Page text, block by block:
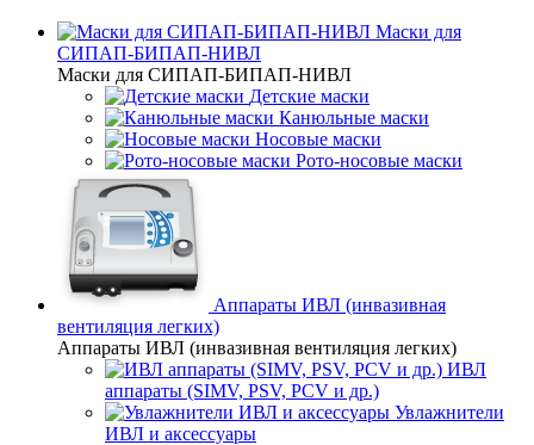
Маски для
СИПАП-БИПАП-НИВЛ
Маски для СИПАП-БИПАП-НИВЛ
Детские маски
Канюльные маски
Носовые маски
Рото-носовые маски
Аппараты ИВЛ (инвазивная
вентиляция легких)
Аппараты ИВЛ (инвазивная вентиляция легких)
ИВЛ
аппараты (SIMV, PSV, PCV и др.)
Увлажнители
ИВЛ и аксессуары